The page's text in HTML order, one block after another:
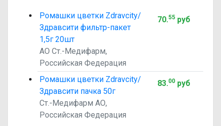
Ромашки цветки Zdravcity/
Здравсити фильтр-пакет
1,5г 20шт
АО Ст.-Медифарм,
Российская Федерация
70.55руб
Ромашки цветки Zdravcity/
Здравсити пачка 50г
Ст.-Медифарм АО,
Российская Федерация
83.00руб